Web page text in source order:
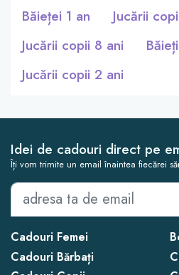
Băieței 1 an
Jucării
Jucării copii 8 ani
Jucării copii 2 ani
Idei de cadouri direct pe
Îți vom trimite un email înaintea fiecărei
Cadouri Femei
Cadouri Bărbați